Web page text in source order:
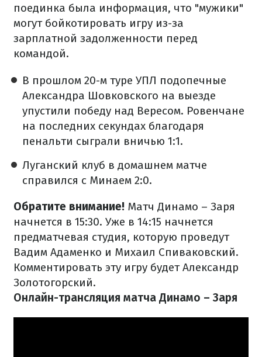
поединка была информация, что "мужики"
могут бойкотировать игру из-за
зарплатной задолженности перед
командой.
В прошлом 20-м туре УПЛ подопечные
Александра Шовковского на выезде
упустили победу над Вересом. Ровенчане
на последних секундах благодаря
пенальти сыграли вничью 1:1.
Луганский клуб в домашнем матче
справился с Минаем 2:0.
Обратите внимание! Матч Динамо – Заря
начнется в 15:30. Уже в 14:15 начнется
предматчевая студия, которую проведут
Вадим Адаменко и Михаил Спиваковский.
Комментировать эту игру будет Александр
Золотогорский.
Онлайн-трансляция матча Динамо – Заря